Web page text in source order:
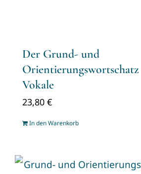
Der Grund- und
Orientierungswortschatz
Vokale
23,80 €
In den Warenkorb